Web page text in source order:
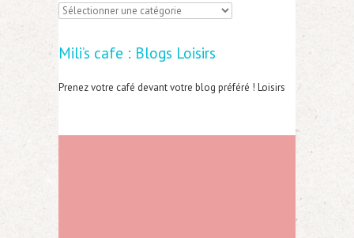
C
t
é
o
Mili’s cafe : Blogs Loisirs
Prenez votre café devant votre blog préféré ! Loisirs